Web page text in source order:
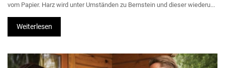
vom Papier. Harz wird unter Umständen zu Bernstein und dieser wiederu...
Weiterlesen